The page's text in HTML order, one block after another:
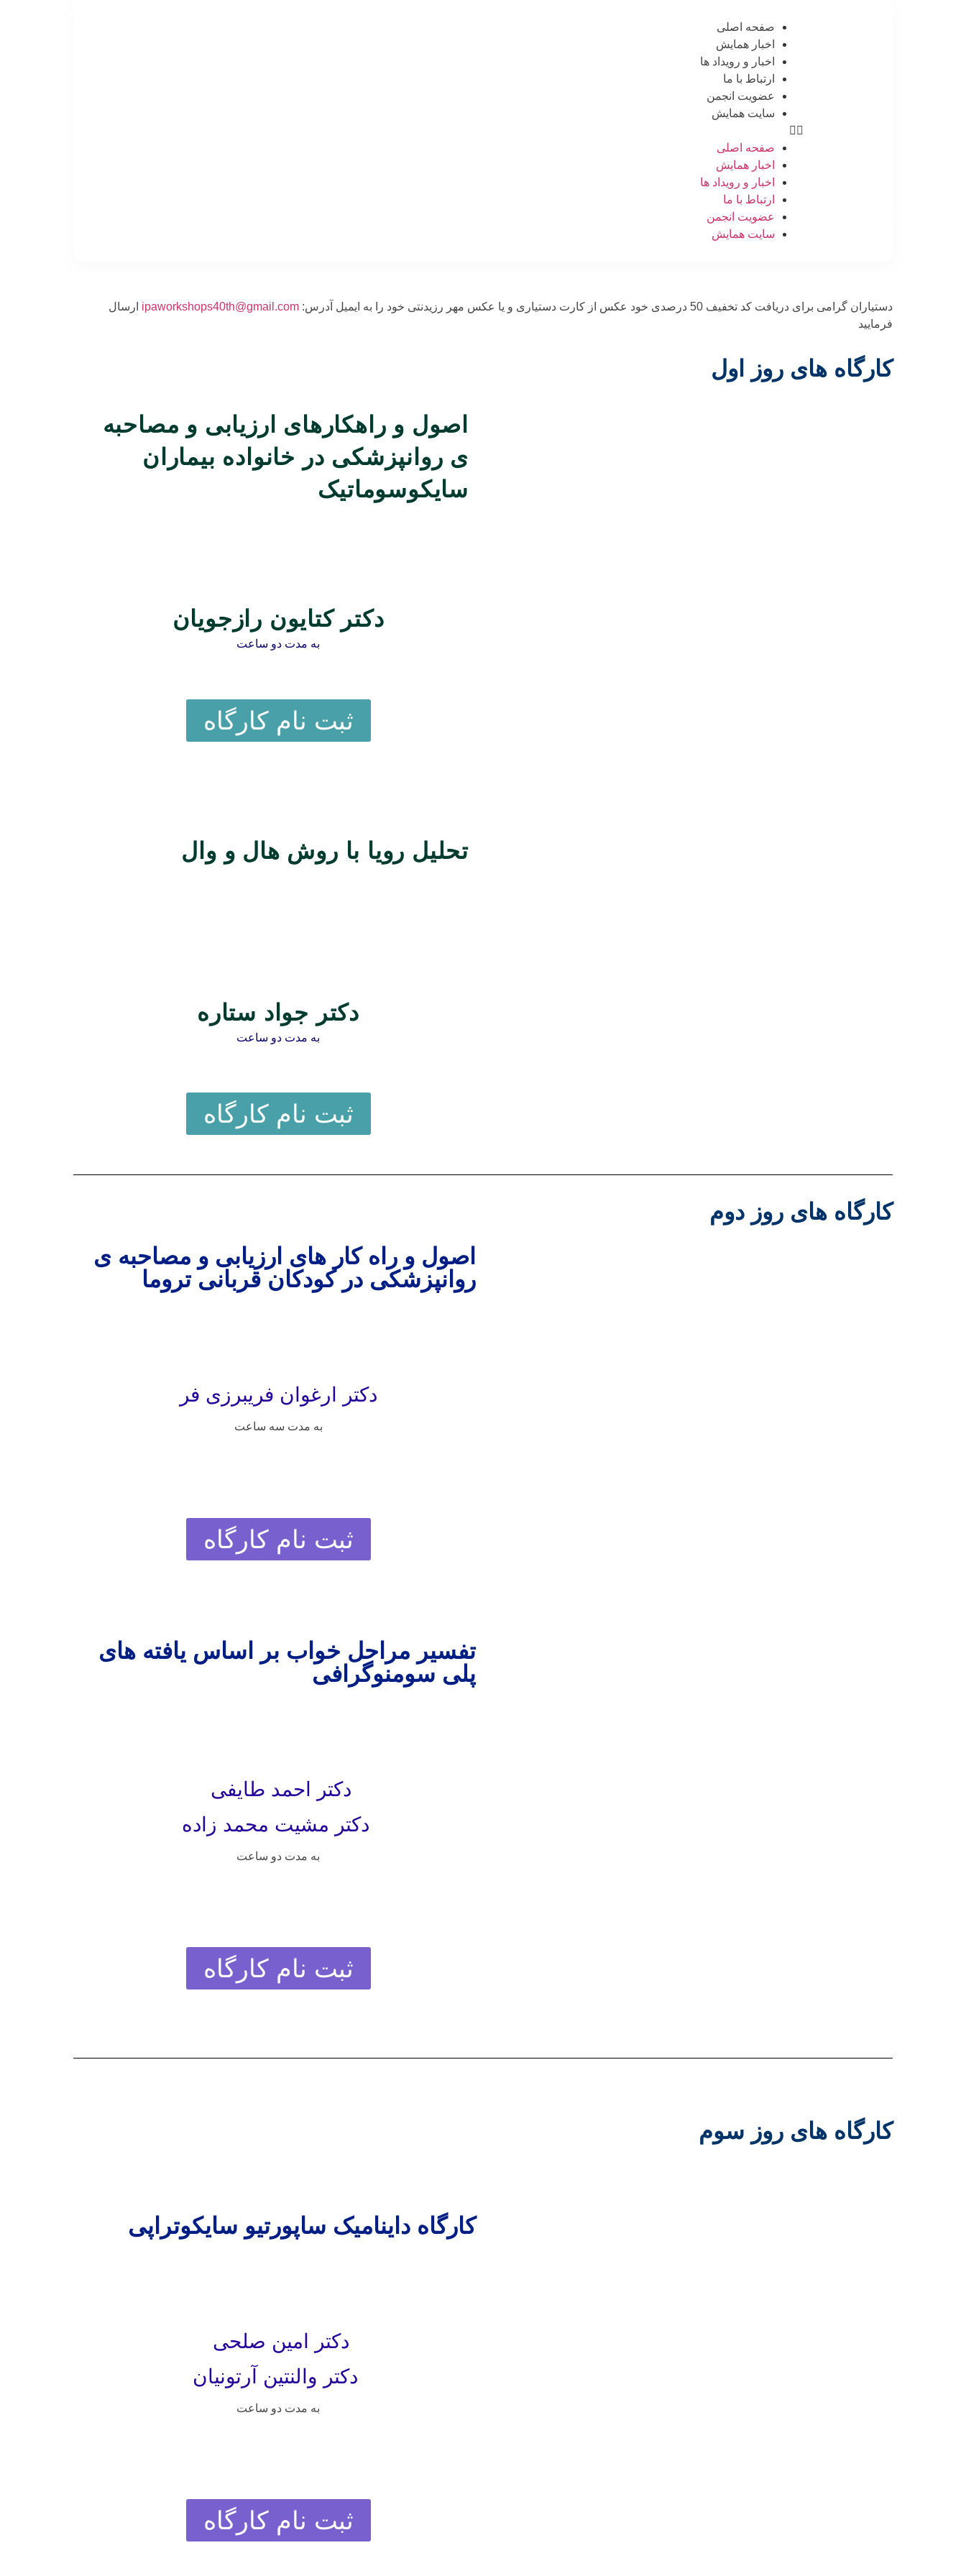
صفحه اصلی
اخبار همایش
اخبار و رویداد ها
ارتباط با ما
عضویت انجمن
سایت همایش
صفحه اصلی
اخبار همایش
اخبار و رویداد ها
ارتباط با ما
عضویت انجمن
سایت همایش
دستیاران گرامی برای دریافت کد تخفیف 50 درصدی خود عکس از کارت دستیاری و یا عکس مهر رزیدنتی خود را به ایمیل آدرس: ipaworkshops40th@gmail.com ارسال
فرمایید
کارگاه های روز اول
اصول و راهکارهای ارزیابی و مصاحبه
ی روانپزشکی در خانواده بیماران
سایکوسوماتیک
دکتر کتایون رازجویان
به مدت دو ساعت
ثبت نام کارگاه
تحلیل رویا با روش هال و وال
دکتر جواد ستاره
به مدت دو ساعت
ثبت نام کارگاه
کارگاه های روز دوم
اصول و راه کار های ارزیابی و مصاحبه ی
روانپزشکی در کودکان قربانی تروما
دکتر ارغوان فریبرزی فر
به مدت سه ساعت
ثبت نام کارگاه
تفسیر مراحل خواب بر اساس یافته های
پلی سومنوگرافی
دکتر احمد طایفی
دکتر مشیت محمد زاده
به مدت دو ساعت
ثبت نام کارگاه
کارگاه های روز سوم
کارگاه داینامیک ساپورتیو سایکوتراپی
دکتر امین صلحی
دکتر والنتین آرتونیان
به مدت دو ساعت
ثبت نام کارگاه